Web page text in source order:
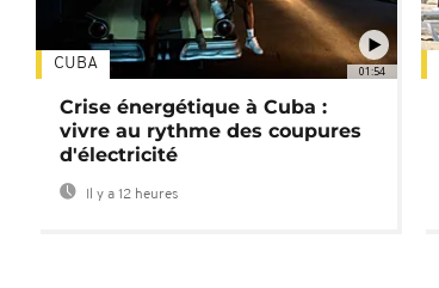
01:54
CUBA
Crise énergétique à Cuba :
vivre au rythme des coupures
d'électricité
Il y a 12 heures